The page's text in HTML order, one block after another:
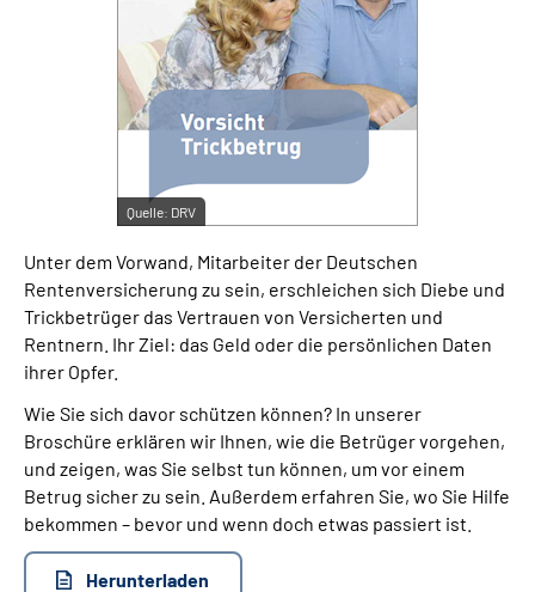
Inhalte in Gebärdensprache (DGS)
Leichte Sprache
Quelle: DRV
Unter dem Vorwand, Mitarbeiter der Deutschen
Rentenversicherung zu sein, erschleichen sich Diebe und
Trickbetrüger das Vertrauen von Versicherten und
Rentnern. Ihr Ziel: das Geld oder die persönlichen Daten
ihrer Opfer.
Wie Sie sich davor schützen können? In unserer
Broschüre erklären wir Ihnen, wie die Betrüger vorgehen,
und zeigen, was Sie selbst tun können, um vor einem
Betrug sicher zu sein. Außerdem erfahren Sie, wo Sie Hilfe
bekommen – bevor und wenn doch etwas passiert ist.
Herunterladen